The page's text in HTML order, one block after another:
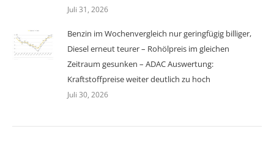
Juli 31, 2026
Benzin im Wochenvergleich nur geringfügig billiger,
Diesel erneut teurer – Rohölpreis im gleichen
Zeitraum gesunken – ADAC Auswertung:
Kraftstoffpreise weiter deutlich zu hoch
Juli 30, 2026